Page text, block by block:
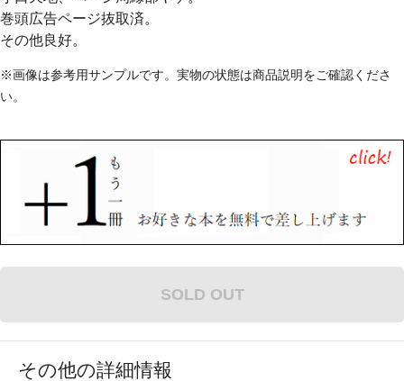
巻頭広告ページ抜取済。
その他良好。
※画像は参考用サンプルです。実物の状態は商品説明をご確認くださ
い。
SOLD OUT
その他の詳細情報